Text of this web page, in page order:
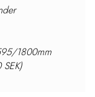
1800mm